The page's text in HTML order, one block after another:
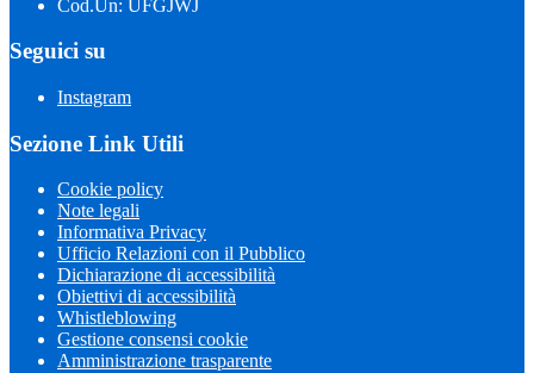
Cod.Un: UFGJWJ
Seguici su
Instagram
Sezione Link Utili
Cookie policy
Note legali
Informativa Privacy
Ufficio Relazioni con il Pubblico
Dichiarazione di accessibilità
Obiettivi di accessibilità
Whistleblowing
Gestione consensi cookie
Amministrazione trasparente